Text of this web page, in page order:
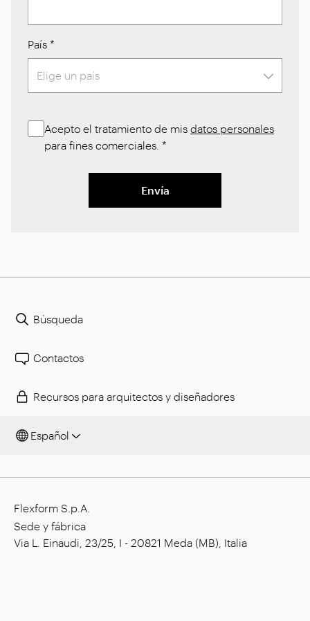
País *
Acepto el tratamiento de mis datos personales
para fines comerciales. *
Envía
Búsqueda
Contactos
Recursos para arquitectos y diseñadores
Español
Flexform S.p.A.
Sede y fábrica
Via L. Einaudi, 23/25, I - 20821 Meda (MB), Italia